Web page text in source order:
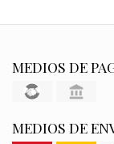
MEDIOS DE
MEDIOS DE